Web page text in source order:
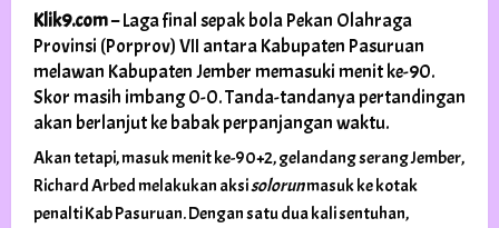
Klik9.com– Laga final sepak bola Pekan Olahraga
Provinsi (Porprov) VII antara Kabupaten Pasuruan
melawan Kabupaten Jember memasuki menit ke-90.
Skor masih imbang 0-0. Tanda-tandanya pertandingan
akan berlanjut ke babak perpanjangan waktu.
Akan tetapi, masuk menit ke-90+2, gelandang serang Jember,
Richard Arbed melakukan aksisolorunmasuk ke kotak
penalti Kab Pasuruan. Dengan satu dua kali sentuhan,